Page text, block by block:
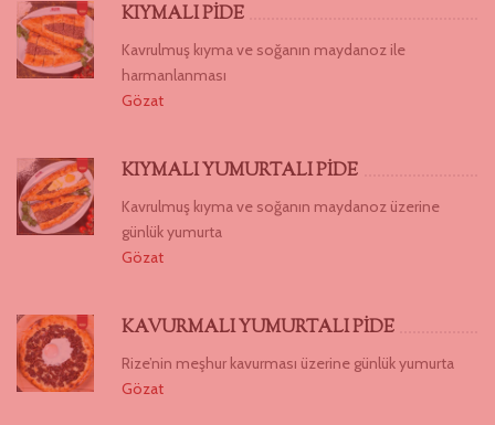
KIYMALI PİDE
Kavrulmuş kıyma ve soğanın maydanoz ile
harmanlanması
Gözat
KIYMALI YUMURTALI PİDE
Kavrulmuş kıyma ve soğanın maydanoz üzerine
günlük yumurta
Gözat
KAVURMALI YUMURTALI PİDE
Rize’nin meşhur kavurması üzerine günlük yumurta
Gözat